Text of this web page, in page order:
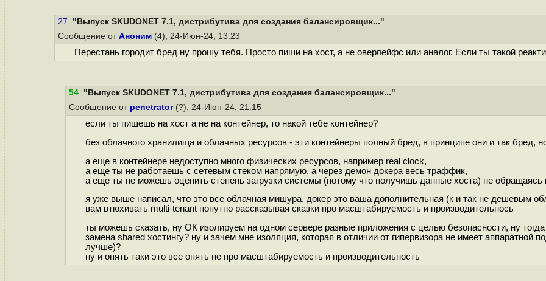
27. "Выпуск SKUDONET 7.1, дистрибутива для создания балансировщик..."
Сообщение от Аноним (4), 24-Июн-24, 13:23
Перестань городит бред ну прошу тебя. Просто пиши на хост, а не оверлейфс или аналог. Если ты такой
54. "Выпуск SKUDONET 7.1, дистрибутива для создания балансировщик..."
Сообщение от penetrator(?), 24-Июн-24, 21:15
если ты пишешь на хост а не на контейнер, то накой тебе контейнер?
без облачного хранилища и облачных ресурсов - эти контейнеры полный бред, в принципе они и так бред,
а еще в контейнере недоступно много физических ресурсов, например real clock,
а еще ты не работаешь с сетевым стеком напрямую, а через демон докера весь траффик,
а еще ты не можешь оценить степень загрузки системы (потому что получишь данные хоста) не обращаясь
я уже выше написал, что это все облачная мишура, докер это ваша дополнительная (к и так не дешевым
вам втюхивать multi-tenant попутно рассказывая сказки про масштабируемость и производительнось
ты можешь сказать, ну ОК изолируем на одном сервере разные приложения с целью безопасности, ну
замена shared хостингу? ну и зачем мне изоляция, которая в отличии от гипервизора не имеет
лучше)?
ну и опять таки это все опять не про масштабируемость и производительность